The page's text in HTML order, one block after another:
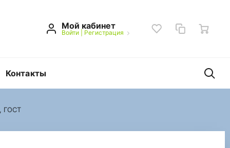
Мой кабинет
Войти| Регистрация
Контакты
50*60+12,
ГОСТ